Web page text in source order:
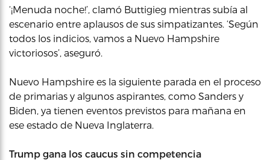
‘¡Menuda noche!’, clamó Buttigieg mientras subía al
escenario entre aplausos de sus simpatizantes. ‘Según
todos los indicios, vamos a Nuevo Hampshire
victoriosos’, aseguró.
Nuevo Hampshire es la siguiente parada en el proceso
de primarias y algunos aspirantes, como Sanders y
Biden, ya tienen eventos previstos para mañana en
ese estado de Nueva Inglaterra.
Trump gana los caucus sin competencia